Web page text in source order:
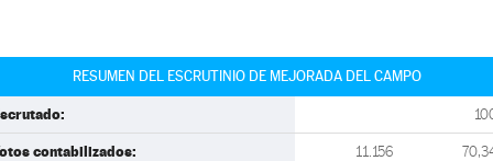
RESUMEN DEL ESCRUTINIO DE MEJORADA DEL CAMPO
contabilizados: 11.156